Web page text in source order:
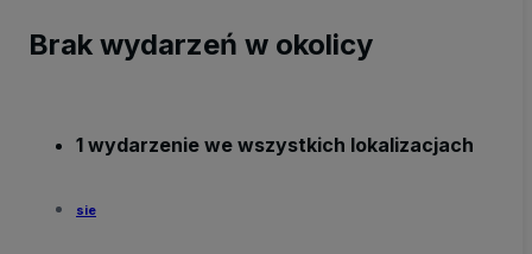
Brak wydarzeń w okolicy
1 wydarzenie we wszystkich lokalizacjach
sie